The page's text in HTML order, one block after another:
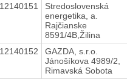
Stredoslovenská
energetika, a.
Rajčianske
8591/4B,Žilina
GAZDA, s.r.o.
Jánošíkova 4989/2,
Rimavská Sobota